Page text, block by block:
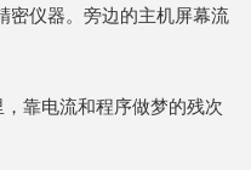
密仪器。旁边的主机屏幕流
靠电流和程序做梦的残次